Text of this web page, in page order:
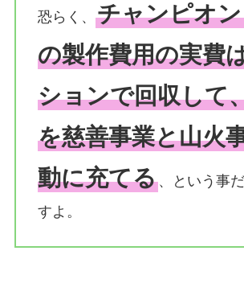
恐らく、 チャンピオ
の製作費用の実費
ションで回収して
を慈善事業と山火
動に充てる、という事
すよ。